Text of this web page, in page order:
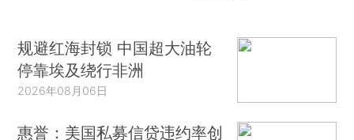
规避红海封锁 中国超大油轮
停靠埃及绕行非洲
2026年08月06日
惠誉：美国私募信贷违约率创